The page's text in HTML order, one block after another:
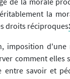
la
droits réciproques
imposition d'une
comment elles
savoir et